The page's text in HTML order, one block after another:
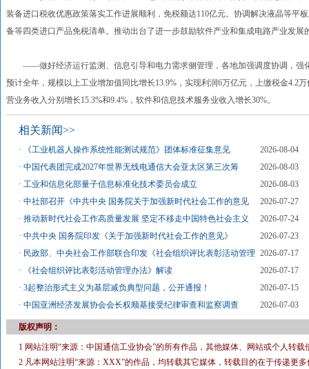
装备进口税收优惠政策落实工作进展顺利，免税额达110亿元。协调解决液晶等平
备等四类进口产品免税清单。推动出台了进一步鼓励软件产业和集成电路产业发展
——做好经济运行监测、信息引导和电力需求侧管理，各地加强调度协调，强
预计全年，规模以上工业增加值同比增长13.9%，实现利润6万亿元，上缴税金4.2
营业务收入分别增长15.3%和9.4%，软件和信息技术服务业收入增长30%。
相关新闻>>
· 《工业机器人操作系统性能测试规范》团体标准征集意见
2026-08-04
·中国代表团完成2027年世界无线电通信大会亚太区第三次筹
2026-08-03
·工业和信息化部量子信息标准化技术委员会成立
2026-08-03
·中社部召开《中共中央 国务院关于加强新时代社会工作的意见
2026-07-27
·推动新时代社会工作高质量发展 坚定不移走中国特色社会主义
2026-07-24
·中共中央 国务院印发《关于加强新时代社会工作的意见》
2026-07-23
· 民政部、中央社会工作部联合印发《社会组织评比表彰活动管理
2026-07-17
·
《社会组织评比表彰活动管理办法》解读
2026-07-17
·3起整治形式主义为基层减负典型问题，公开通报！
2026-07-15
·中国亚洲经济发展协会会长权顺基接受纪律审查和监察调查 2026-07-03
版权声明：
1 网站注明“来源：中国通信工业协会”的所有作品，其他媒体、网站或个人转
2 凡本网站注明“来源：XXX”的作品，均转载其它媒体，转载目的在于传递更